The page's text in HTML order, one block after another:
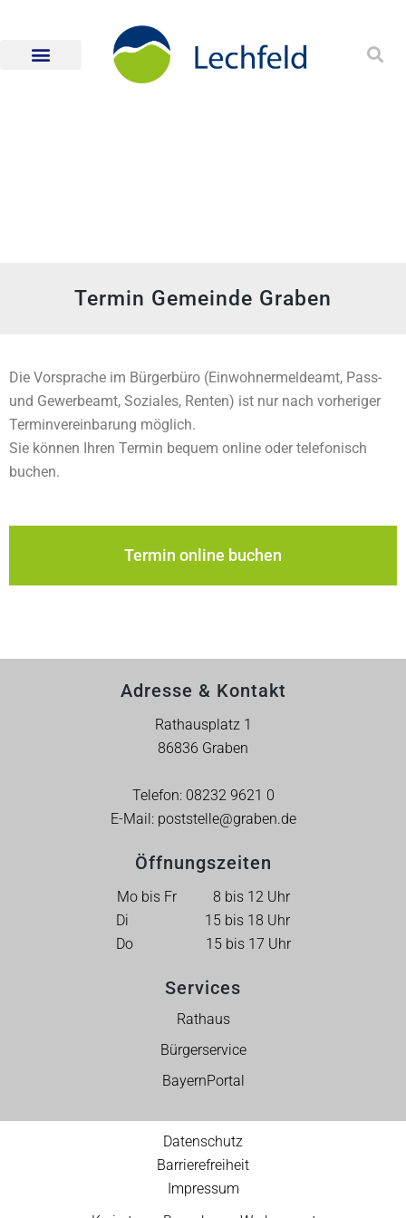
Termin Gemeinde Graben
Die Vorsprache im Bürgerbüro (Einwohnermeldeamt, Pass-
und Gewerbeamt, Soziales, Renten) ist nur nach vorheriger
Terminvereinbarung möglich.
Sie können Ihren Termin bequem online oder telefonisch
buchen.
Termin online buchen
Adresse & Kontakt
Rathausplatz 1
86836 Graben
Telefon: 08232 9621 0
E-Mail: poststelle@graben.de
Öffnungszeiten
Mo bis Fr 8 bis 12 Uhr
Di 15 bis 18 Uhr
Do 15 bis 17 Uhr
Services
Rathaus
Bürgerservice
BayernPortal
Datenschutz
Barrierefreiheit
Impressum